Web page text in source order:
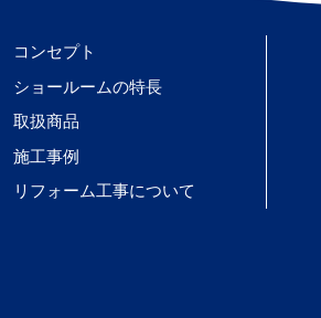
コンセプト
ショールームの特長
取扱商品
施工事例
リフォーム工事について